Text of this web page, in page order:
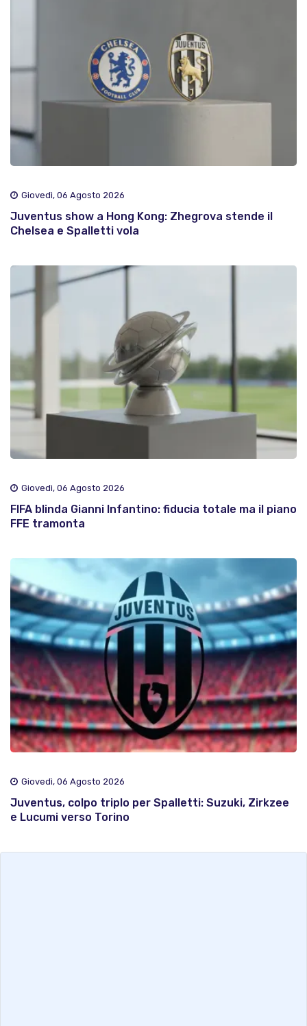
Giovedì, 06 Agosto 2026
Juventus show a Hong Kong: Zhegrova stende il
Chelsea e Spalletti vola
Giovedì, 06 Agosto 2026
FIFA blinda Gianni Infantino: fiducia totale ma il piano
FFE tramonta
Giovedì, 06 Agosto 2026
Juventus, colpo triplo per Spalletti: Suzuki, Zirkzee
e Lucumi verso Torino